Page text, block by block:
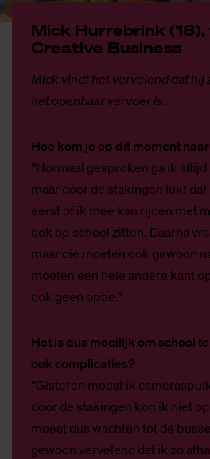
Mick Hur­re­brink
Cre­a­ti­ve Bu­si­ness
Mick vindt het vervelend dat hij
het openbaar vervoer is.
Hoe kom je op dit moment
‘’Normaal gesproken ga ik
maar door de stakingen lukt dat
eerst of ik mee kan rijden met
ook op school zitten. Daarna
maar die moeten ook gewoon
moeten een hele andere kant
ook geen optie.”
Het is dus moeilijk om school
ook complicaties?
‘’Gisteren moest ik
door de stakingen kon ik niet
moest dus wachten tot de
gewoon vervelend dat ik zo